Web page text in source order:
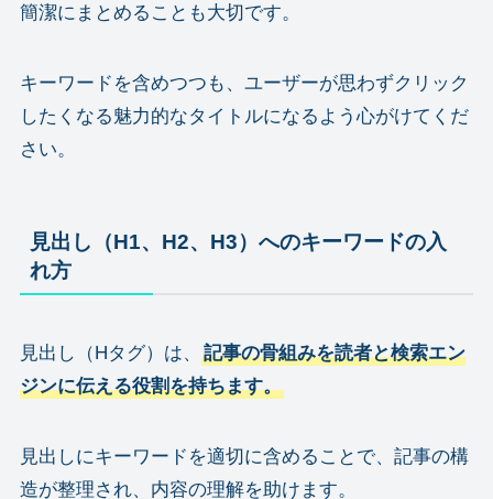
簡潔にまとめることも大切です。
キーワードを含めつつも、ユーザーが思わずクリック
したくなる魅力的なタイトルになるよう心がけてくだ
さい。
見出し（H1、H2、H3）へのキーワードの入
れ方
見出し（Hタグ）は、
記事の骨組みを読者と検索エン
ジンに伝える役割を持ちます。
見出しにキーワードを適切に含めることで、記事の構
造が整理され、内容の理解を助けます。